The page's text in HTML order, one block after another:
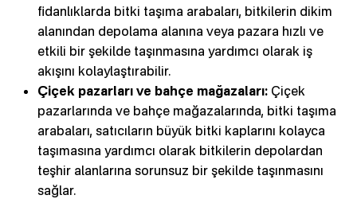
fidanlıklarda bitki taşıma arabaları, bitkilerin dikim
alanından depolama alanına veya pazara hızlı ve
etkili bir şekilde taşınmasına yardımcı olarak iş
akışını kolaylaştırabilir.
Çiçek pazarları ve bahçe mağazaları: Çiçek
pazarlarında ve bahçe mağazalarında, bitki taşıma
arabaları, satıcıların büyük bitki kaplarını kolayca
taşımasına yardımcı olarak bitkilerin depolardan
teşhir alanlarına sorunsuz bir şekilde taşınmasını
sağlar.